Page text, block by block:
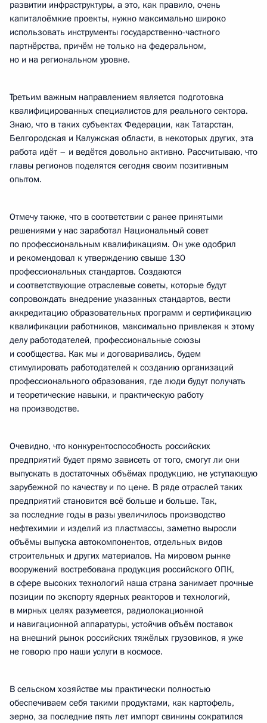
развитии инфраструктуры, а это, как правило, очень
капиталоёмкие проекты, нужно максимально широко
использовать инструменты государственно-частного
партнёрства, причём не только на федеральном,
но и на региональном уровне.
Третьим важным направлением является подготовка
квалифицированных специалистов для реального сектора.
Знаю, что в таких субъектах Федерации, как Татарстан,
Белгородская и Калужская области, в некоторых других, эта
работа идёт – и ведётся довольно активно. Рассчитываю, что
главы регионов поделятся сегодня своим позитивным
опытом.
Отмечу также, что в соответствии с ранее принятыми
решениями у нас заработал Национальный совет
по профессиональным квалификациям. Он уже одобрил
и рекомендовал к утверждению свыше 130
профессиональных стандартов. Создаются
и соответствующие отраслевые советы, которые будут
сопровождать внедрение указанных стандартов, вести
аккредитацию образовательных программ и сертификацию
квалификации работников, максимально привлекая к этому
делу работодателей, профессиональные союзы
и сообщества. Как мы и договаривались, будем
стимулировать работодателей к созданию организаций
профессионального образования, где люди будут получать
и теоретические навыки, и практическую работу
на производстве.
Очевидно, что конкурентоспособность российских
предприятий будет прямо зависеть от того, смогут ли они
выпускать в достаточных объёмах продукцию, не уступающую
зарубежной по качеству и по цене. В ряде отраслей таких
предприятий становится всё больше и больше. Так,
за последние годы в разы увеличилось производство
нефтехимии и изделий из пластмассы, заметно выросли
объёмы выпуска автокомпонентов, отдельных видов
строительных и других материалов. На мировом рынке
вооружений востребована продукция российского ОПК,
в сфере высоких технологий наша страна занимает прочные
позиции по экспорту ядерных реакторов и технологий,
в мирных целях разумеется, радиолокационной
и навигационной аппаратуры, устойчив объём поставок
на внешний рынок российских тяжёлых грузовиков, я уже
не говорю про наши услуги в космосе.
В сельском хозяйстве мы практически полностью
обеспечиваем себя такими продуктами, как картофель,
зерно, за последние пять лет импорт свинины сократился